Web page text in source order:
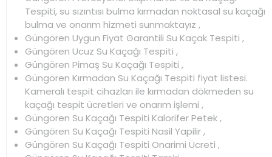
Tespiti, su sızıntısı bulma kırmadan noktasal su kaçağı
bulma ve onarım hizmeti sunmaktayız ,
Güngören Uygun Fiyat Garantili Su Kaçak Tespiti ,
Güngören Ucuz Su Kaçağı Tespiti ,
Güngören Pimaş Su Kaçağı Tespiti ,
Güngören Kırmadan Su Kaçağı Tespiti fiyat listesi.
Kameralı tespit cihazları ile kırmadan dökmeden su
kaçağı tespit ücretleri ve onarım işlemi ,
Güngören Su Kaçağı Tespiti Kalorifer Petek ,
Güngören Su Kaçağı Tespiti Nasil Yapilir ,
Güngören Su Kaçağı Tespiti Onarimi Ücreti ,